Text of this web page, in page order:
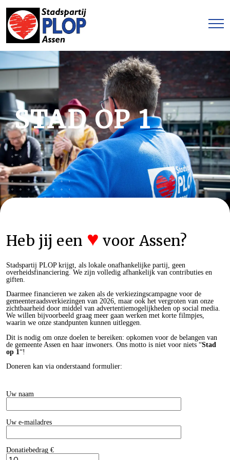
STAD OP 1
Heb jij een ♥ voor Assen?
Stadspartij PLOP krijgt, als lokale onafhankelijke partij, geen
overheidsfinanciering. We zijn volledig afhankelijk van contributies en
giften.
Daarmee financieren we zaken als de verkiezingscampagne voor de
gemeenteraadsverkiezingen van 2026, maar ook het vergroten van onze
zichtbaarheid door middel van advertentiemogelijkheden op social media.
We willen bijvoorbeeld graag meer gaan werken met korte filmpjes,
waarin we onze standpunten kunnen uitleggen.
Dit is nodig om onze doelen te bereiken: opkomen voor de belangen van
de gemeente Assen en haar inwoners. Ons motto is niet voor niets “Stad
op 1“!
Doneren kan via onderstaand formulier:
Uw naam
Uw e-mailadres
Donatiebedrag €